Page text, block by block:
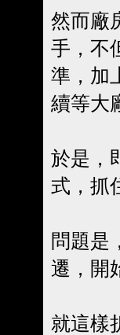
然而廠
手，不
準，加
續等大
於是，
式，抓
問題是
遷，開
就這樣